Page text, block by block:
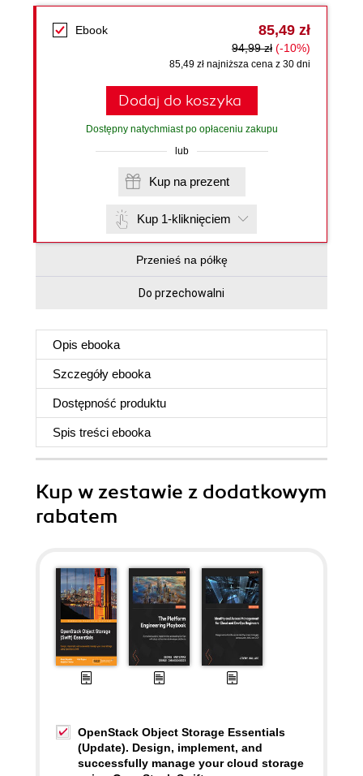
Ebook 85,49 zł
94,99 zł (-10%)
85,49 zł najniższa cena z 30 dni
Dodaj do koszyka
Dostępny natychmiast po opłaceniu zakupu
lub
Kup na prezent
Kup 1-kliknięciem
Przenieś na półkę
Do przechowalni
Opis ebooka
Szczegóły ebooka
Dostępność produktu
Spis treści ebooka
Kup w zestawie z dodatkowym
rabatem
OpenStack Object Storage Essentials
(Update). Design, implement, and
successfully manage your cloud storage